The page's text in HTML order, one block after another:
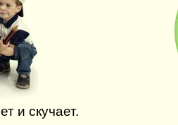
и скучает.